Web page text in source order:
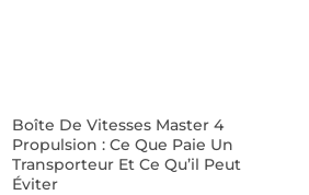
Boîte De Vitesses Master 4
Propulsion : Ce Que Paie Un
Transporteur Et Ce Qu’il Peut
Éviter